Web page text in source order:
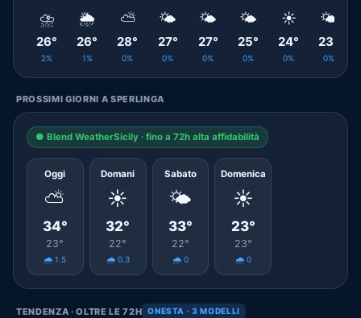
⛈️
26°
2%
🌦️
26°
1%
⛅
28°
0%
🌤️
27°
0%
🌤️
27°
0%
🌤️
25°
0%
☀️
24°
0%
🌤️
23°
0%
PROSSIMI GIORNI A SPERLINGA
● Blend WeatherSicily · fino a 72h alta affidabilità
Oggi
⛅
34°
23°
🌧️ 1.5
Domani
☀️
32°
22°
🌧️ 0.3
Sabato
🌤️
33°
22°
🌧️ 0
Domenica
☀️
23°
23°
🌧️ 0
TENDENZA · OLTRE LE 72H ONESTA · 3 MODELLI